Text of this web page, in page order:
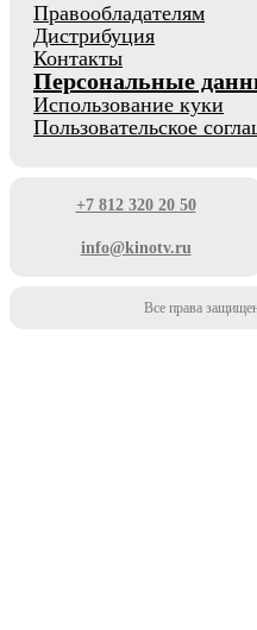
Правообладателям
Дистрибуция
Контакты
Персональные
Использование куки
Пользовательское
+7 812 320 20 50
info@kinotv.ru
Все права